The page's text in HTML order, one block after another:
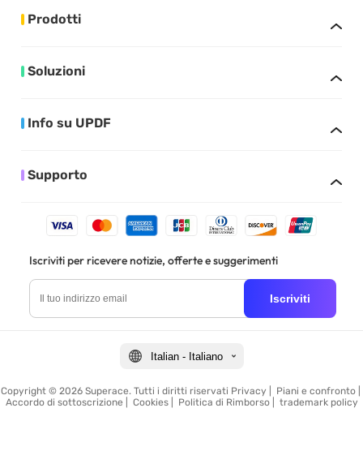
Prodotti
Soluzioni
Info su UPDF
Supporto
Iscriviti per ricevere notizie, offerte e suggerimenti
Iscriviti
Italian - Italiano
Copyright © 2026 Superace. Tutti i diritti riservati Privacy Piani e confronto|
Accordo di sottoscrizione
Cookies| Politica di Rimborso| trademark policy